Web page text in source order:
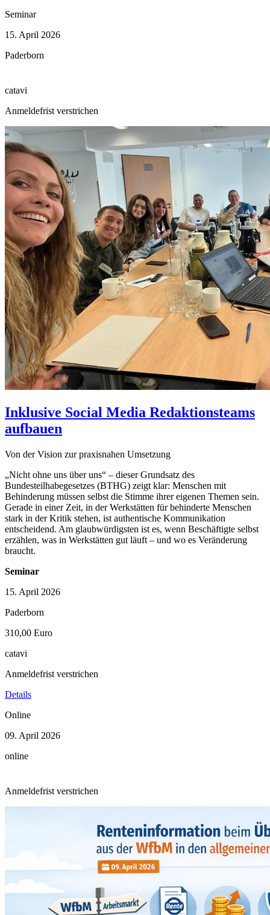
Seminar
15. April 2026
Paderborn
catavi
Anmeldefrist verstrichen
Inklusive Social Media Redaktionsteams
aufbauen
Von der Vision zur praxisnahen Umsetzung
„Nicht ohne uns über uns“ – dieser Grundsatz des
Bundesteilhabegesetzes (BTHG) zeigt klar: Menschen mit
Behinderung müssen selbst die Stimme ihrer eigenen Themen sein.
Gerade in einer Zeit, in der Werkstätten für behinderte Menschen
stark in der Kritik stehen, ist authentische Kommunikation
entscheidend. Am glaubwürdigsten ist es, wenn Beschäftigte selbst
erzählen, was in Werkstätten gut läuft – und wo es Veränderung
braucht.
Seminar
15. April 2026
Paderborn
310,00 Euro
catavi
Anmeldefrist verstrichen
Details
Online
09. April 2026
online
Anmeldefrist verstrichen